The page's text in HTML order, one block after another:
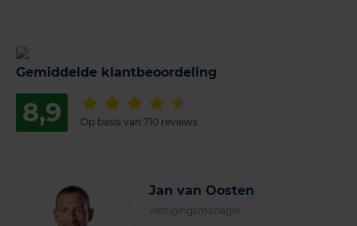
Gemiddelde klantbeoordeling
8,9 Op basis van 710 reviews
Jan van Oosten
vestigingsmanager